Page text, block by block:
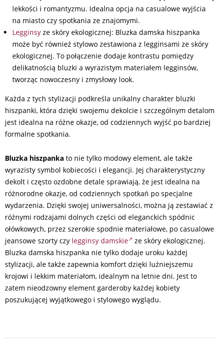
lekkości i romantyzmu. Idealna opcja na casualowe wyjścia
na miasto czy spotkania ze znajomymi.
Legginsy ze skóry ekologicznej: Bluzka damska hiszpanka
może być również stylowo zestawiona z legginsami ze skóry
ekologicznej. To połączenie dodaje kontrastu pomiędzy
delikatnością bluzki a wyrazistym materiałem legginsów,
tworząc nowoczesny i zmysłowy look.
Każda z tych stylizacji podkreśla unikalny charakter bluzki
hiszpanki, która dzięki swojemu dekolcie i szczególnym detalom
jest idealna na różne okazje, od codziennych wyjść po bardziej
formalne spotkania.
Bluzka hiszpanka to nie tylko modowy element, ale także
wyrazisty symbol kobiecości i elegancji. Jej charakterystyczny
dekolt i często ozdobne detale sprawiają, że jest idealna na
różnorodne okazje, od codziennych spotkań po specjalne
wydarzenia. Dzięki swojej uniwersalności, można ją zestawiać z
różnymi rodzajami dolnych części od eleganckich spódnic
ołówkowych, przez szerokie spodnie materiałowe, po casualowe
jeansowe szorty czy legginsy damskie
ze skóry ekologicznej.
Bluzka damska hiszpanka nie tylko dodaje uroku każdej
stylizacji, ale także zapewnia komfort dzięki luźniejszemu
krojowi i lekkim materiałom, idealnym na letnie dni. Jest to
zatem nieodzowny element garderoby każdej kobiety
poszukującej wyjątkowego i stylowego wyglądu.